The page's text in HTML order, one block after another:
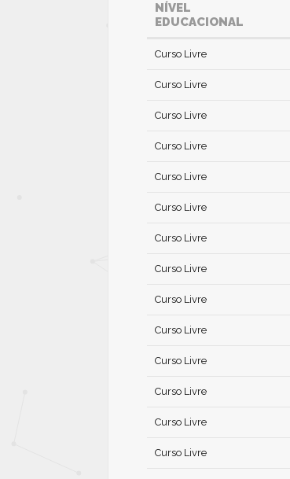
NÍVEL
EDUCACIONAL
Curso Livre
Curso Livre
Curso Livre
Curso Livre
Curso Livre
Curso Livre
Curso Livre
Curso Livre
Curso Livre
Curso Livre
Curso Livre
Curso Livre
Curso Livre
Curso Livre